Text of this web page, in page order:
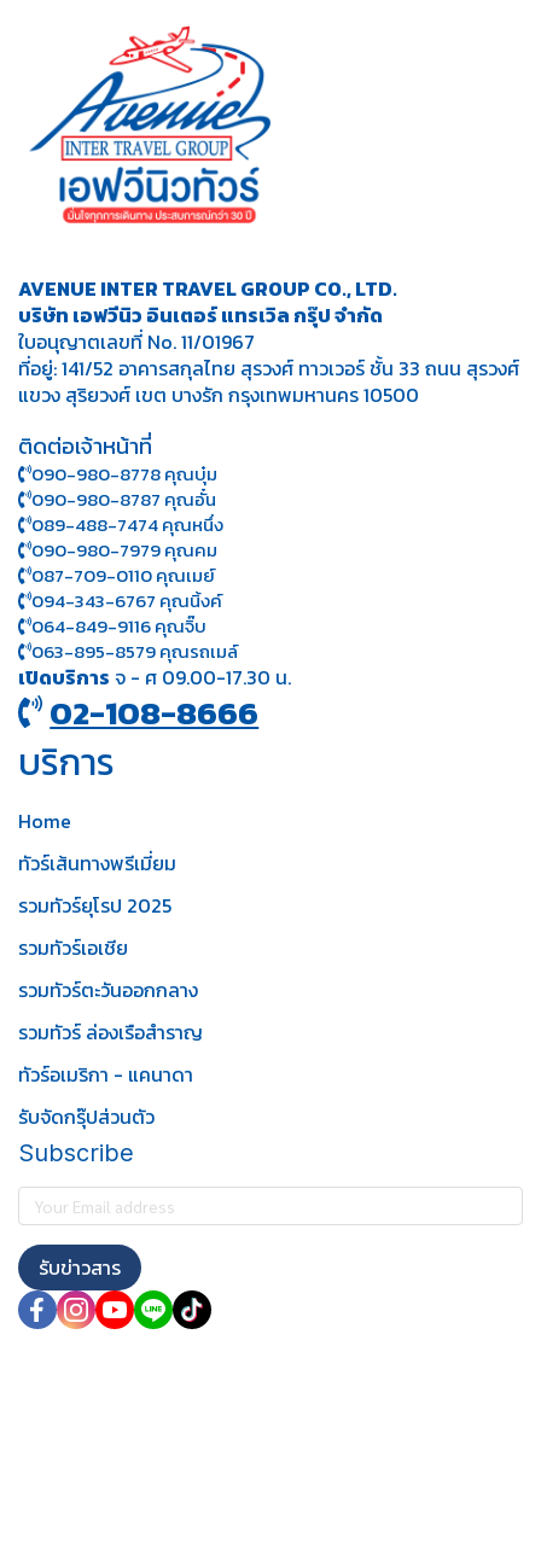
AVENUE INTER TRAVEL GROUP CO., LTD.
บริษัท เอฟวีนิว อินเตอร์ แทรเวิล กรุ๊ป จำกัด
ใบอนุญาตเลขที่ No. 11/01967
ที่อยู่: 141/52 อาคารสกุลไทย สุรวงศ์ ทาวเวอร์ ชั้น 33 ถนน สุรวงศ์
แขวง สุริยวงศ์ เขต บางรัก กรุงเทพมหานคร 10500
ติดต่อเจ้าหน้าที่
090-980-8778 คุณบุ๋ม
090-980-8787 คุณอั๋น
089-488-7474 คุณหนึ่ง
090-980-7979 คุณคม
087-709-0110 คุณเมย์
094-343-6767 คุณนิ้งค์
064-849-9116 คุณจิ๊บ
063-895-8 579คุณรถเมล์
เปิดบริการ จ - ศ 09.00-17.30 น.
02-108-8666
บริการ
Home
ทัวร์เส้นทางพรีเมี่ยม
รวมทัวร์ยุโรป 2025
รวมทัวร์เอเชีย
รวมทัวร์ตะวันออกกลาง
รวมทัวร์ ล่องเรือสำราญ
ทัวร์อเมริกา - แคนาดา
รับจัดกรุ๊ปส่วนตัว
Subscribe
รับข่าวสาร